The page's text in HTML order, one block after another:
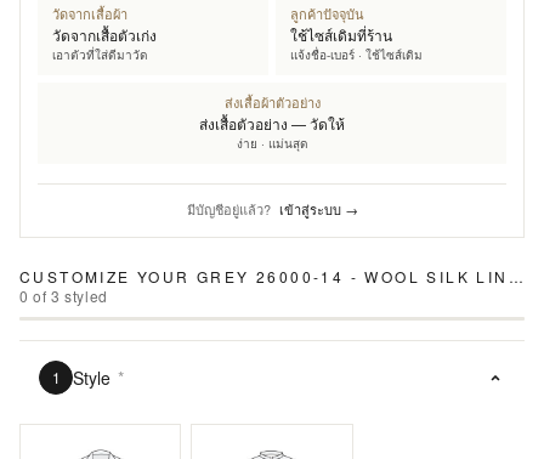
วัดจากเสื้อผ้า
วัดจากเสื้อตัวเก่ง
เอาตัวที่ใส่ดีมาวัด
ลูกค้าปัจจุบัน
ใช้ไซส์เดิมที่ร้าน
แจ้งชื่อ-เบอร์ · ใช้ไซส์เดิม
ส่งเสื้อผ้าตัวอย่าง
ส่งเสื้อตัวอย่าง — วัดให้
ง่าย · แม่นสุด
มีบัญชีอยู่แล้ว? เข้าสู่ระบบ →
CUSTOMIZE YOUR GREY 26000-14 - WOOL SILK LINEN SUIT
0 of3 styled
1 Style *